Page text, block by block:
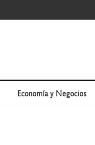
Economía y Negocios